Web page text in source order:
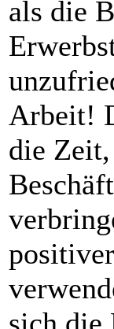
als die
Arbeit!
die